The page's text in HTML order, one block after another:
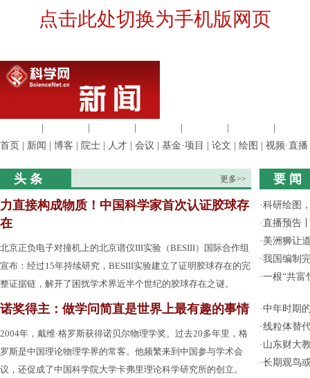
点击此处切换为手机版网页
首页
新闻 博客 院士 人才 会议 基金·项目 论文 绘图 视频·直播
头 条 更多>>
力直接构成物质！中国科学家首次认证胶球存
在
北京正负电子对撞机上的北京谱仪III实验（BESIII）国际合作组
宣布：经过15年持续研究，BESIII实验建立了证明胶球存在的完
整证据链，解开了困扰学术界近半个世纪的胶球存在之谜。
诺奖得主：做学问简直是世界上最有趣的事情
2004年，戴维·格罗斯获得诺贝尔物理学奖。过去20多年里，格
罗斯是中国理论物理学界的常客。他频繁来到中国参与学术会
议，还促成了中国科学院大学卡弗里理论科学研究所的创立。
要 闻
·科研绘图
·直播预告
· 美洲狮让
·我国编制
·一根“共富
·中年时期
·线粒体替
· 山东财大
·长期观鸟